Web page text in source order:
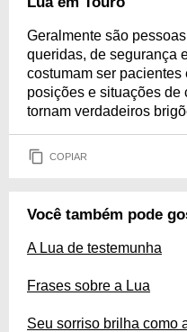
Geralmente são
queridas, de segurança
costumam ser
posições e situações de
tornam verdadeiros
COPIAR
Você também pode
A Lua de testemunha
Frases sobre a Lua
Seu sorriso brilha como